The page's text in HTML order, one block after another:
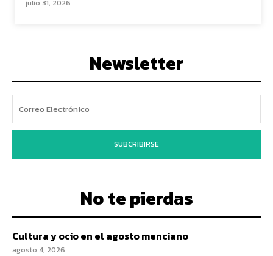
julio 31, 2026
Newsletter
SUBCRIBIRSE
No te pierdas
Cultura y ocio en el agosto menciano
agosto 4, 2026